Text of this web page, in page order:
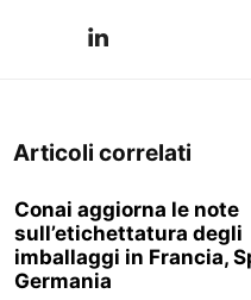
Articoli correlati
Conai aggiorna le note
sull’etichettatura degli
imballaggi in Francia,
Germania